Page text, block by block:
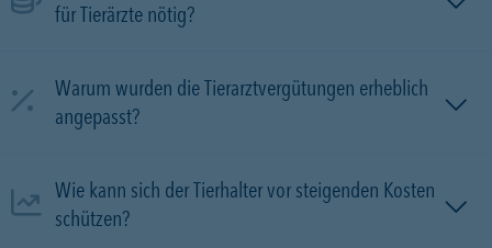
für Tierärzte nötig?
Warum wurden die Tierarztvergütungen erheblich
angepasst?
Wie kann sich der Tierhalter vor steigenden Kosten
schützen?